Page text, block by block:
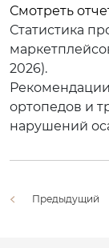
Смотреть
Статистика
2026).
ортопедов и
нарушений
Предыдущий